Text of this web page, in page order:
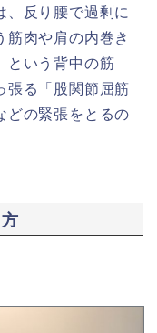
反り腰で過剰に
筋肉や肩の内巻き
という背中の筋
張る「股関節屈筋
どの緊張をとるの